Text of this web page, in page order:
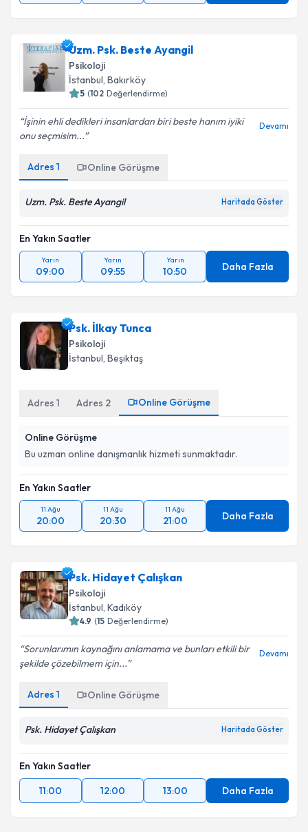
Uzm. Psk. Beste Ayangil
Psikoloji
İstanbul, Bakırköy
5 (102 Değerlendirme)
İşinin ehli dedikleri insanlardan biri beste hanım iyiki
onu seçmisim...
Devamı
Adres 1 Online Görüşme
Uzm. Psk. Beste Ayangil Haritada Göster
En Yakın Saatler
Yarın
09:00
Yarın
09:55
Yarın
10:50 Daha Fazla
Psk. İlkay Tunca
Psikoloji
İstanbul, Beşiktaş
Adres 1 Adres 2 Online Görüşme
Online Görüşme
Bu uzman online danışmanlık hizmeti sunmaktadır.
En Yakın Saatler
11 Ağu
20:00
11 Ağu
20:30
11 Ağu
21:00 Daha Fazla
Psk. Hidayet Çalışkan
Psikoloji
İstanbul, Kadıköy
4.9 (15 Değerlendirme)
Sorunlarımın kaynağını anlamama ve bunları etkili bir
şekilde çözebilmem için...
Devamı
Adres 1 Online Görüşme
Psk. Hidayet Çalışkan Haritada Göster
En Yakın Saatler
11:00
12:00 13:00 Daha Fazla